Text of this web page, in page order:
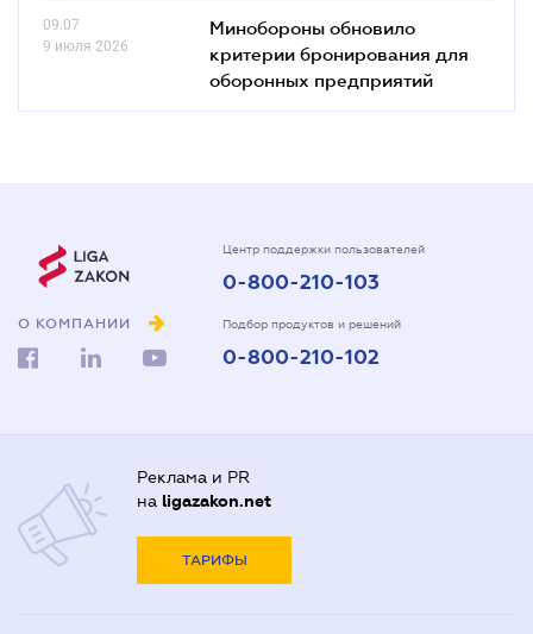
09.07
9 июля 2026
Минобороны обновило
критерии бронирования для
оборонных предприятий
О КОМПАНИИ
Центр поддержки пользователей
0-800-210-103
Подбор продуктов и решений
0-800-210-102
Реклама и PR
на ligazakon.net
ТАРИФЫ